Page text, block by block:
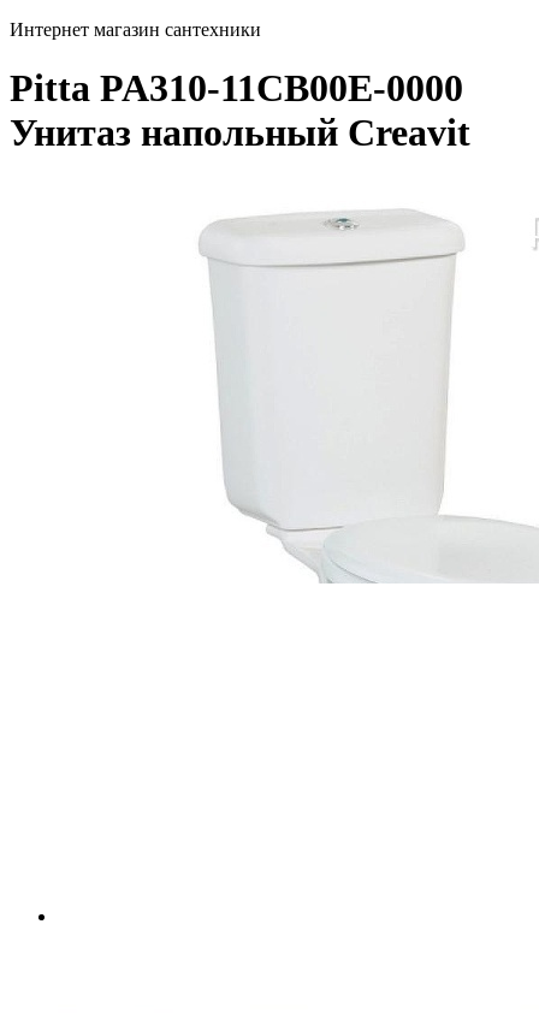
Интернет магазин сантехники
Pitta PA310-11CB00E-0000
Унитаз напольный Creavit